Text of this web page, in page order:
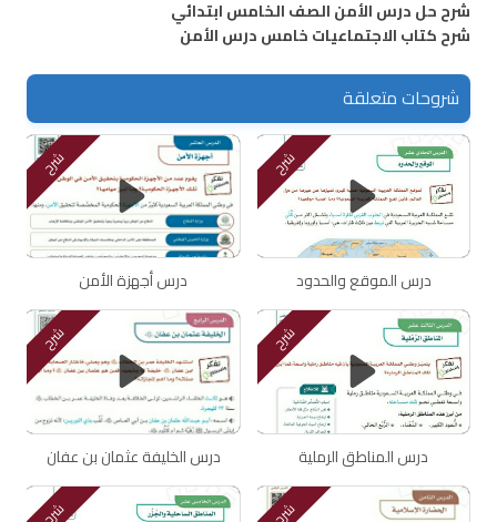
شرح حل درس الأمن الصف الخامس ابتدائي
شرح كتاب الاجتماعيات خامس درس الأمن
شروحات متعلقة
شرح
درس الموقع والحدود
شرح
درس أجهزة الأمن
شرح
درس المناطق الرملية
شرح
درس الخليفة عثمان بن عفان
شرح شرح